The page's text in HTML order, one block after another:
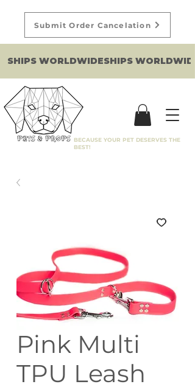
BECAUSE YOUR PET DESERVES THE
BEST!
SHIPS WORLDWIDE
Submit Order Cancelation
Pink Multi
TPU Leash